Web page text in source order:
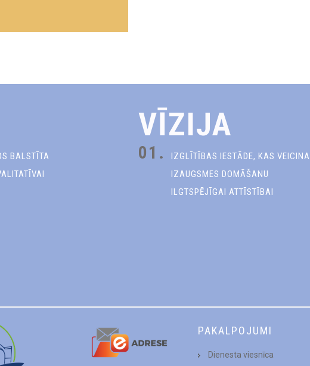
BALSTĪTA
VĪZIJA
01.
IZGLĪTĪBAS IESTĀDE, KAS VEICINA
IZAUGSMES DOMĀŠANU
ILGTSPĒJĪGAI ATTĪSTĪBAI
PAKALPOJUMI
Dienesta viesnīca